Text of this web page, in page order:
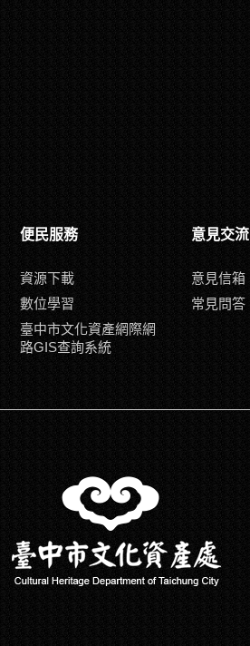
便民服務
資源下載
數位學習
臺中市文化資產網際網
路GIS查詢系統
意見交流
意見信箱
常見問答